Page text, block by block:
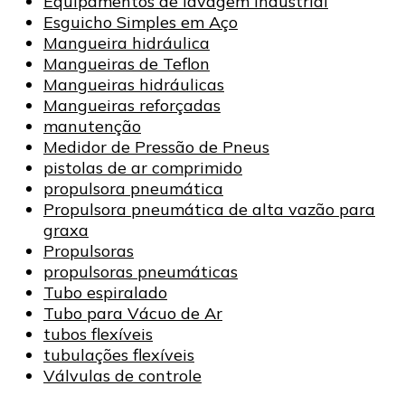
Esguicho Simples em Aço
Mangueira hidráulica
Mangueiras de Teflon
Mangueiras hidráulicas
Mangueiras reforçadas
manutenção
Medidor de Pressão de Pneus
pistolas de ar comprimido
propulsora pneumática
Propulsora pneumática de alta vazão para
graxa
Propulsoras
propulsoras pneumáticas
Tubo espiralado
Tubo para Vácuo de Ar
tubos flexíveis
tubulações flexíveis
Válvulas de controle